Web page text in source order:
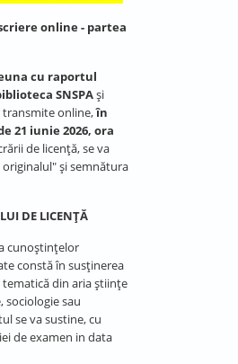
online - partea
cu raportul
SNSPAși
transmite online,în
21 iunie 2026, ora
de licență, se va
și semnătura
DE LICENȚĂ
cunoștințelor
constă în susținerea
din aria științe
sau
se va sustine, cu
de examen in data